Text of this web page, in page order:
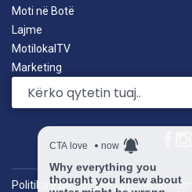
Moti në Botë
Lajme
MotilokalTV
Marketing
Politika e privatësisë| by: TROKIT.com